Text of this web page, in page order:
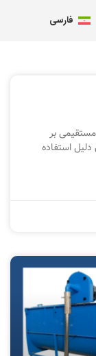
فارسی
بر
استفاده